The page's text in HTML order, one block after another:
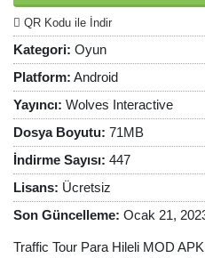
QR Kodu ile İndir
Kategori: Oyun
Platform: Android
Yayıncı: Wolves Interactive
Dosya Boyutu: 71MB
İndirme Sayısı: 447
Lisans: Ücretsiz
Son Güncelleme: Ocak 21,
Traffic Tour Para Hileli MOD